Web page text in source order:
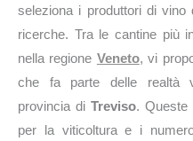
seleziona i produttori di vino
ricerche. Tra le cantine più
nella regione Veneto, vi
che fa parte delle realtà
provincia di Treviso. Queste
per la viticoltura e i